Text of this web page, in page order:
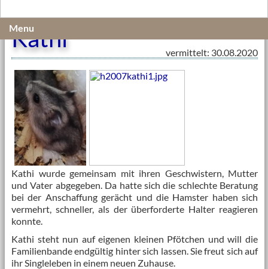
Kathi vermittelt: 30.08.2020
Kathi wurde gemeinsam mit ihren Geschwistern, Mutter
und Vater abgegeben. Da hatte sich die schlechte Beratung
bei der Anschaffung gerächt und die Hamster haben sich
vermehrt, schneller, als der überforderte Halter reagieren
konnte.
Kathi steht nun auf eigenen kleinen Pfötchen und will die
Familienbande endgültig hinter sich lassen. Sie freut sich auf
ihr Singleleben in einem neuen Zuhause.
Menu